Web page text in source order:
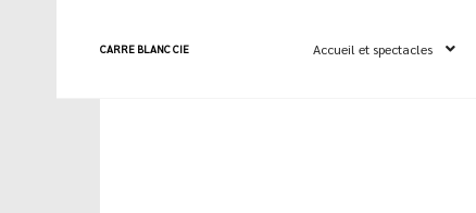
CARRE BLANC CIE Accueil et spectacles